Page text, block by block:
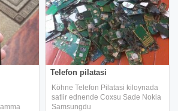
Telefon pilatasi
Köhne Telefon Pilatasi kiloynada
satlir ednende Coxsu Sade Nokia
Samsungdu